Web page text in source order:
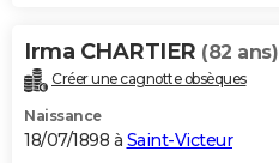
Irma CHARTIER (82 ans)
Créer une cagnotte obsèques
Naissance
18/07/1898 à Saint-Victeur